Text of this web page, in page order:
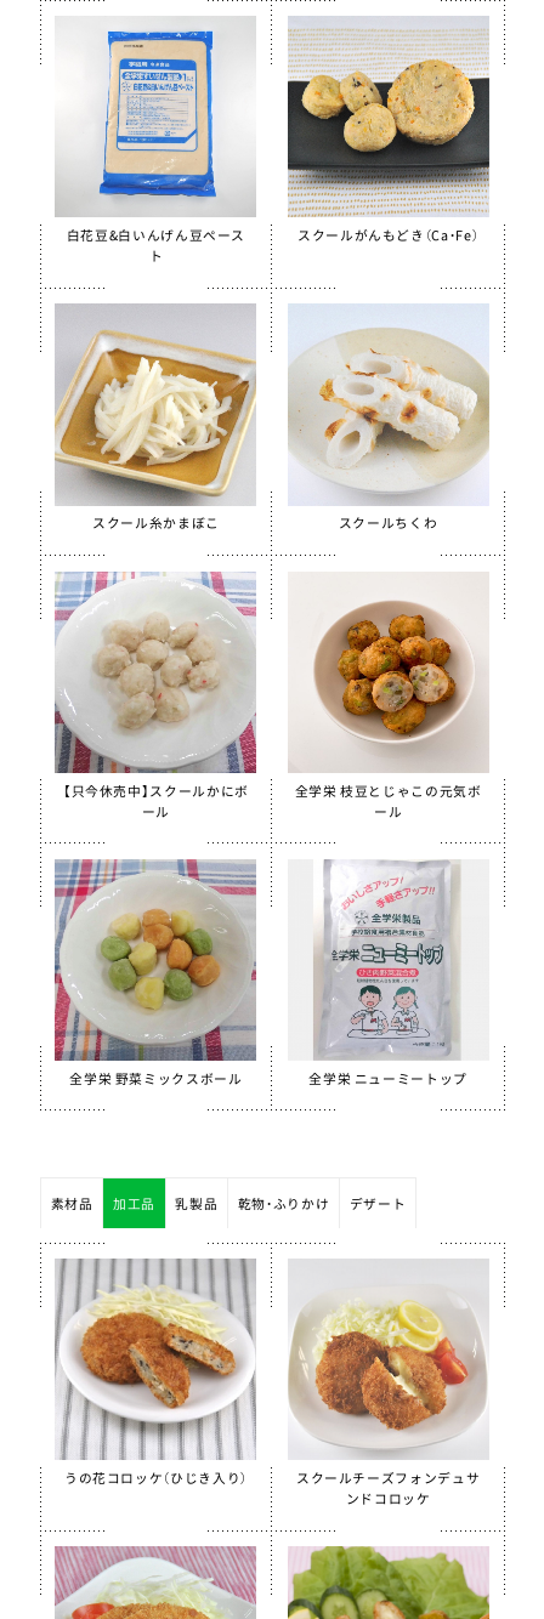
白花豆&白いんげん豆ペース
ト
スクールがんもどき（Ca・Fe）
スクール糸かまぼこ スクールちくわ
【只今休売中】スクールかにボ
ール
全学栄 枝豆とじゃこの元気ボ
ール
全学栄 野菜ミックスボール 全学栄 ニューミートップ
素材品 加工品 乳製品 乾物・ふりかけ デザート
うの花コロッケ（ひじき入り）
スクールチーズフォンデュサ
ンドコロッケ